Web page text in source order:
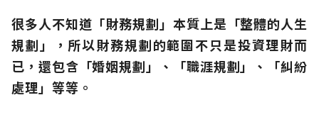
很多人不知道「財務規劃」本質上是「整體的人生
規劃」，所以財務規劃的範圍不只是投資理財而
已，還包含「婚姻規劃」、「職涯規劃」、「糾紛
處理」等等。